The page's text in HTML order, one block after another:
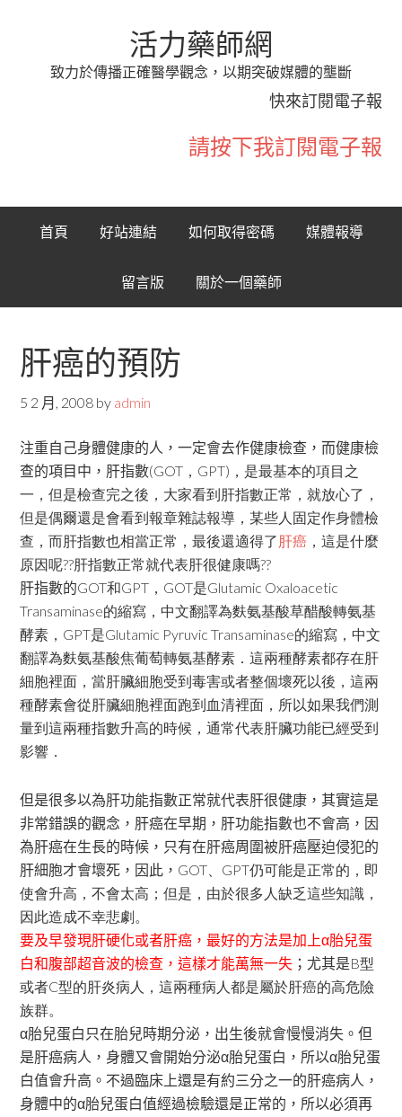
活力藥師網
致力於傳播正確醫學觀念，以期突破媒體的壟斷
快來訂閱電子報
請按下我訂閱電子報
首頁 好站連結 如何取得密碼 媒體報導
留言版 關於一個藥師
肝癌的預防
5 2 月, 2008 by admin
注重自己身體健康的人，一定會去作健康檢查，而健康檢
查的項目中，肝指數(GOT，GPT)，是最基本的項目之
一，但是檢查完之後，大家看到肝指數正常，就放心了，
但是偶爾還是會看到報章雜誌報導，某些人固定作身體檢
查，而肝指數也相當正常，最後還適得了 肝癌 ，這是什麼
原因呢??肝指數正常就代表肝很健康嗎??
肝指數的GOT和GPT，GOT是Glutamic Oxaloacetic
Transaminase的縮寫，中文翻譯為麩氨基酸草醋酸轉氨基
酵素，GPT是Glutamic Pyruvic Transaminase的縮寫，中文
翻譯為麩氨基酸焦葡萄轉氨基酵素．這兩種酵素都存在肝
細胞裡面，當肝臟細胞受到毒害或者整個壞死以後，這兩
種酵素會從肝臟細胞裡面跑到血清裡面，所以如果我們測
量到這兩種指數升高的時候，通常代表肝臟功能已經受到
影響．
但是很多以為肝功能指數正常就代表肝很健康，其實這是
非常錯誤的觀念，肝癌在早期，肝功能指數也不會高，因
為肝癌在生長的時候，只有在肝癌周圍被肝癌壓迫侵犯的
肝細胞才會壞死，因此， GOT、GPT仍可能是正常的，即
使會升高，不會太高；但是，由於很多人缺乏這些知識，
因此造成不幸悲劇。
要及早發現肝硬化或者肝癌，最好的方法是加上α胎兒蛋
白和腹部超音波的檢查，這樣才能萬無一失 ；尤其是B型
或者C型的肝炎病人，這兩種病人都是屬於肝癌的高危險
族群。
α胎兒蛋白只在胎兒時期分泌，出生後就會慢慢消失。但
是肝癌病人，身體又會開始分泌α胎兒蛋白，所以α胎兒蛋
白值會升高。不過臨床上還是有約三分之一的肝癌病人，
身體中的α胎兒蛋白值經過檢驗還是正常的，所以必須再